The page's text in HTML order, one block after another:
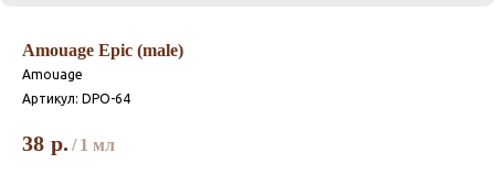
Amouage Epic (male)
Amouage
Артикул: DPO-64
38 р. / 1 мл